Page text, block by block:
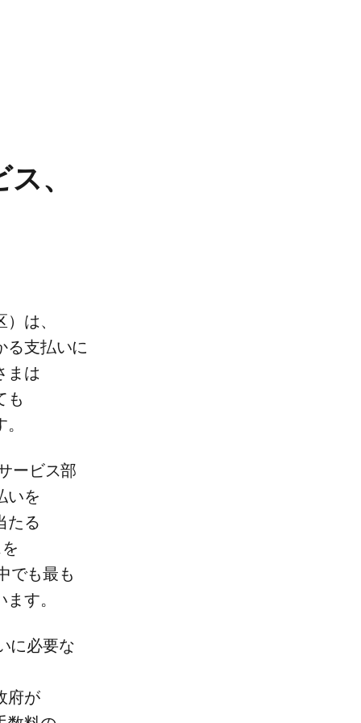
、​
は、​
る​支払いに​
まは​
も​
ービス部​
いを​
たる​
でも​最も​
す。
に​必要な​
府が​